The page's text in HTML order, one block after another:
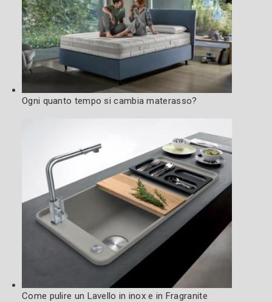
Ogni quanto tempo si cambia materasso?
Come pulire un Lavello in inox e in Fragranite